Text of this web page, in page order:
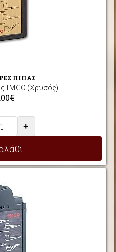
ΠΙΠΑΣ
IMCO (Χρυσός)
+